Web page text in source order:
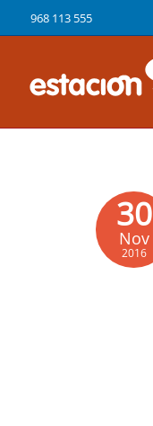
968 113 555
30
Nov
2016